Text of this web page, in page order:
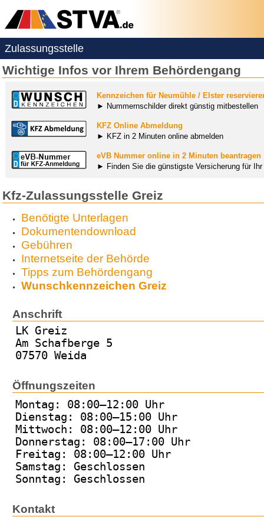
Zulassungsstelle
Wichtige Infos vor Ihrem Behördengang
Kennzeichen für Neumühle / Elster
► Nummernschilder direkt günstig mitbestellen
KFZ Online Abmeldung
► KFZ in 2 Minuten online abmelden
eVB Nummer online in 2 Minuten beantragen
► Finden Sie die günstigste Versicherung für
Kfz-Zulassungsstelle Greiz
Benötigte Unterlagen
Dokumentendownload
Gebühren
Internetseite der Behörde
Tipps zum Behördengang
Wunschkennzeichen Greiz
Anschrift
LK Greiz
Am Schafberge 5
07570 Weida
Öffnungszeiten
Montag: 08:00–12:00 Uhr
Dienstag: 08:00–15:00 Uhr
Mittwoch: 08:00–12:00 Uhr
Donnerstag: 08:00–17:00 Uhr
Freitag: 08:00–12:00 Uhr
Samstag: Geschlossen
Sonntag: Geschlossen
Kontakt